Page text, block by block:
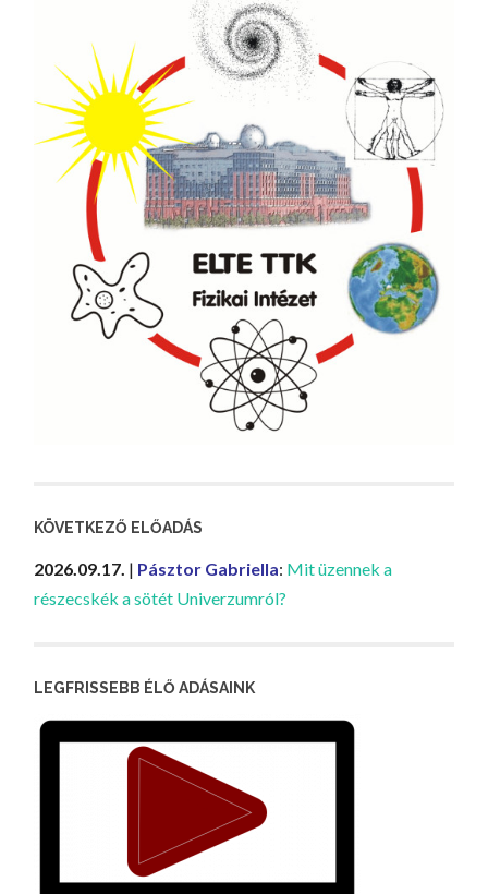
KÖVETKEZŐ ELŐADÁS
2026.09.17. | Pásztor Gabriella: Mit üzennek a
részecskék a sötét Univerzumról?
LEGFRISSEBB ÉLŐ ADÁSAINK